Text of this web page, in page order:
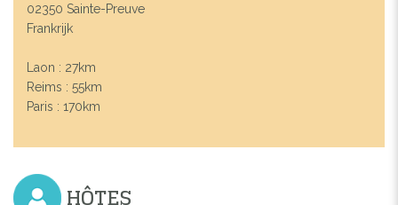
02350 Sainte-Preuve
Frankrijk
Laon : 27km
Reims : 55km
Paris : 170km
HÔTES